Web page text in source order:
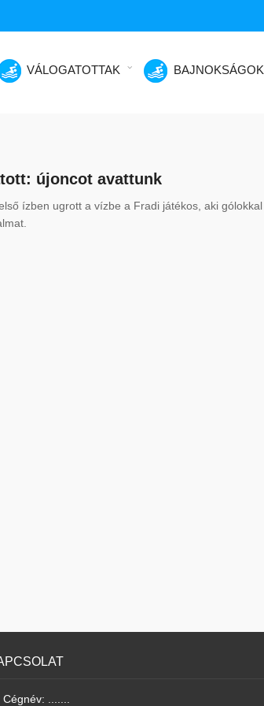
VÁLOGATOTTAK BAJNOKSÁGOK
újoncot avattunk
ízben ugrott a vízbe a Fradi játékos, aki gólokkal
Cégnév: .......